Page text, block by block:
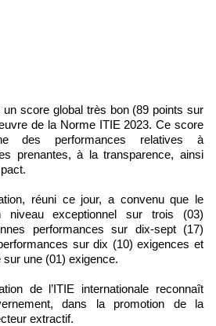
de la Norme ITIE 2023. Ce score
des performances relatives à
prenantes, à la transparence, ainsi
réuni ce jour, a convenu que le
niveau exceptionnel sur trois (03)
performances sur dix-sept (17)
sur dix (10) exigences et
une (01) exigence.
de l’ITIE internationale reconnaît
dans la promotion de la
extractif.